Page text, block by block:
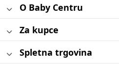
O Baby Centru
Za kupce
Spletna trgovina